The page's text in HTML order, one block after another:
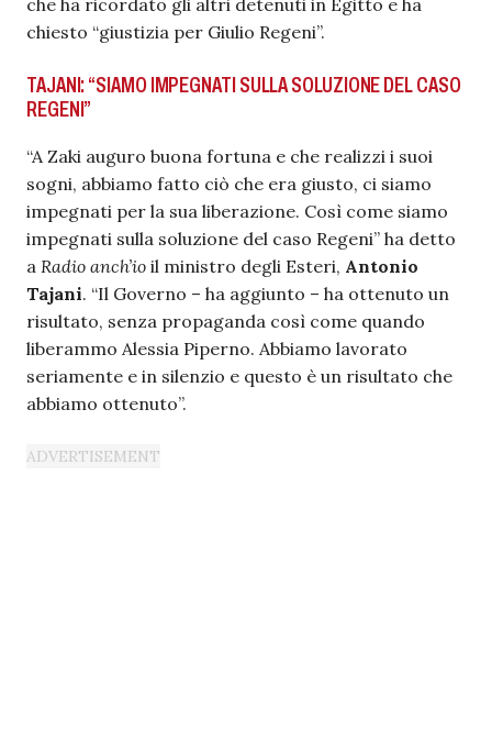
che ha ricordato gli altri detenuti in Egitto e ha
chiesto “giustizia per Giulio Regeni”.
TAJANI: “SIAMO IMPEGNATI SULLA SOLUZIONE DEL CASO
REGENI”
“A Zaki auguro buona fortuna e che realizzi i suoi
sogni, abbiamo fatto ciò che era giusto, ci siamo
impegnati per la sua liberazione. Così come siamo
impegnati sulla soluzione del caso Regeni” ha detto
a Radio anch’io il ministro degli Esteri, Antonio
Tajani. “Il Governo – ha aggiunto – ha ottenuto un
risultato, senza propaganda così come quando
liberammo Alessia Piperno. Abbiamo lavorato
seriamente e in silenzio e questo è un risultato che
abbiamo ottenuto”.